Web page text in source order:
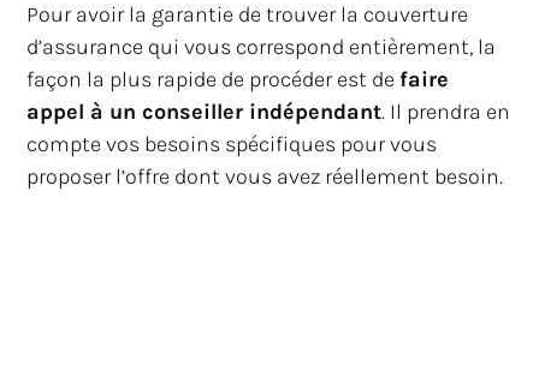
Pour avoir la garantie de trouver la couverture
d’assurance qui vous correspond entièrement, la
façon la plus rapide de procéder est de faire
appel à un conseiller indépendant. Il prendra en
compte vos besoins spécifiques pour vous
proposer l’offre dont vous avez réellement besoin.